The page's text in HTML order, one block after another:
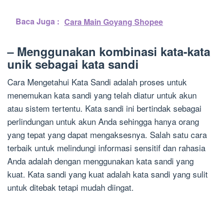
Baca Juga : Cara Main Goyang Shopee
– Menggunakan kombinasi kata-kata
unik sebagai kata sandi
Cara Mengetahui Kata Sandi adalah proses untuk
menemukan kata sandi yang telah diatur untuk akun
atau sistem tertentu. Kata sandi ini bertindak sebagai
perlindungan untuk akun Anda sehingga hanya orang
yang tepat yang dapat mengaksesnya. Salah satu cara
terbaik untuk melindungi informasi sensitif dan rahasia
Anda adalah dengan menggunakan kata sandi yang
kuat. Kata sandi yang kuat adalah kata sandi yang sulit
untuk ditebak tetapi mudah diingat.